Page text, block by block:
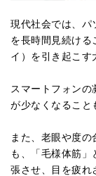
現代社会では、パ
を長時間見続ける
イ）を引き起こす
スマートフォン
が少なくなること
また、老眼や度
も、「毛様体筋
張させ、目を疲れ